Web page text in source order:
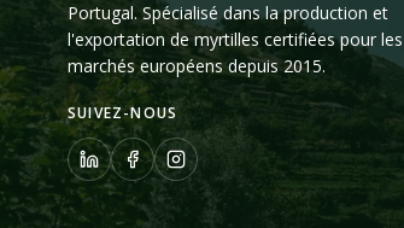
Portugal. Spécialisé dans la production et
l'exportation de myrtilles certifiées pour les
marchés européens depuis 2015.
SUIVEZ-NOUS